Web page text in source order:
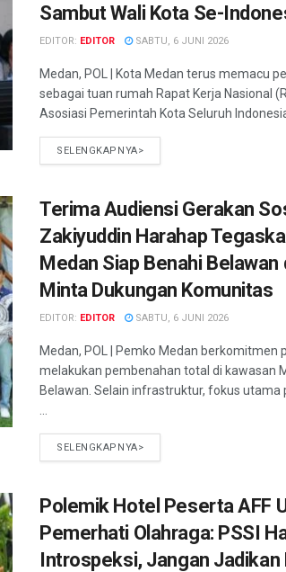
Sambut Wali Kota Se-
EDITOR: EDITOR SABTU, 6 JUNI 2026
Medan, POL | Kota Medan terus memacu
sebagai tuan rumah Rapat Kerja Nasional
Asosiasi Pemerintah Kota Seluruh Indonesia
SELENGKAPNYA>
Terima Audiensi Gerakan
Zakiyuddin Harahap
Medan Siap Benahi Belawan
Minta Dukungan Komunitas
EDITOR: EDITOR SABTU, 6 JUNI 2026
Medan, POL | Pemko Medan berkomitmen
melakukan pembenahan total di kawasan
Belawan. Selain infrastruktur, fokus utama
SELENGKAPNYA>
Polemik Hotel Peserta AFF
Pemerhati Olahraga: PSSI
Introspeksi, Jangan Jadikan